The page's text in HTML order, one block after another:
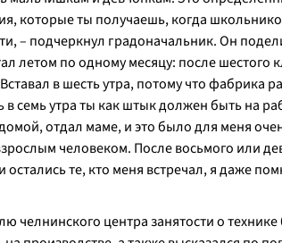
которые ты получаешь, когда
– подчеркнул градоначальник. Он
летом по одному месяцу: после шестого
в шесть утра, потому что фабрика
семь утра ты как штык должен быть на
отдал маме, и это было для меня
человеком. После восьмого или
остались те, кто меня встречал, я даже
челнинского центра занятости о